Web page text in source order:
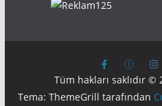
Tüm hakları saklıdır ©
Tema: ThemeGrill tarafından